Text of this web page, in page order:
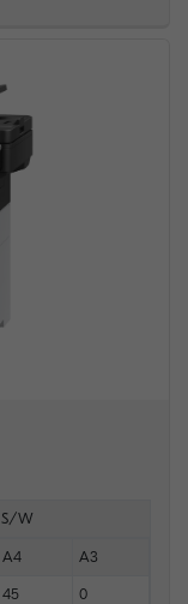
S/W
A4 A3
45 0